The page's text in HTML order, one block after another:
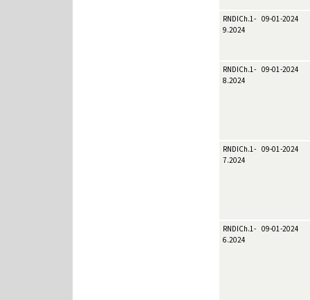
RNDICh.1-
9.2024
09-01-2024
RNDICh.1-
8.2024
09-01-2024
RNDICh.1-
7.2024
09-01-2024
RNDICh.1-
6.2024
09-01-2024